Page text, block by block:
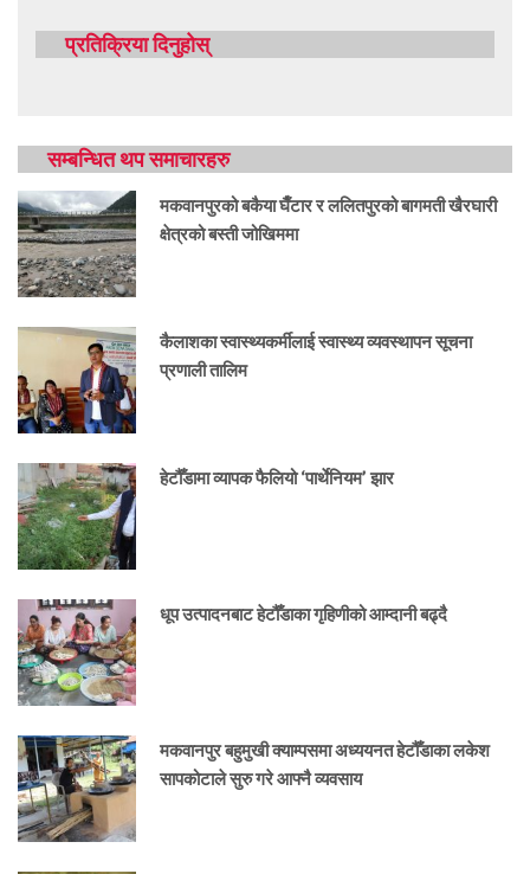
प्रतिक्रिया दिनुहोस्
सम्बन्धित थप समाचारहरु
मकवानपुरको बकैया घैँटार र ललितपुरको बागमती खैरघारी
क्षेत्रको बस्ती जोखिममा
कैलाशका स्वास्थ्यकर्मीलाई स्वास्थ्य व्यवस्थापन सूचना
प्रणाली तालिम
हेटौँडामा व्यापक फैलियो ‘पार्थेनियम’ झार
धूप उत्पादनबाट हेटौँडाका गृहिणीको आम्दानी बढ्दै
मकवानपुर बहुमुखी क्याम्पसमा अध्ययनत हेटौँडाका लकेश
सापकोटाले सुरु गरे आफ्नै व्यवसाय